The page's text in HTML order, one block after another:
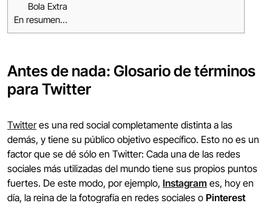
Bola Extra
En resumen…
Antes de nada: Glosario de términos
para Twitter
Twitteres una red social completamente distinta a las
demás, y tiene su público objetivo específico. Esto no es un
factor que se dé sólo en Twitter: Cada una de las redes
sociales más utilizadas del mundo tiene sus propios puntos
fuertes. De este modo, por ejemplo, Instagram es, hoy en
día, la reina de la fotografía en redes sociales o Pinterest